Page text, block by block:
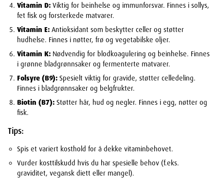
Vitamin D: Viktig for beinhelse og immunforsvar. Finnes i sollys,
fet fisk og forsterkede matvarer.
Vitamin E: Antioksidant som beskytter celler og støtter
hudhelse. Finnes i nøtter, frø og vegetabilske oljer.
Vitamin K: Nødvendig for blodkoagulering og beinhelse. Finnes
i grønne bladgrønnsaker og fermenterte matvarer.
Folsyre (B9): Spesielt viktig for gravide, støtter celledeling.
Finnes i bladgrønnsaker og belgfrukter.
Biotin (B7): Støtter hår, hud og negler. Finnes i egg, nøtter og
fisk.
Tips:
Spis et variert kosthold for å dekke vitaminbehovet.
Vurder kosttilskudd hvis du har spesielle behov (f.eks.
graviditet, vegansk diett eller mangel).